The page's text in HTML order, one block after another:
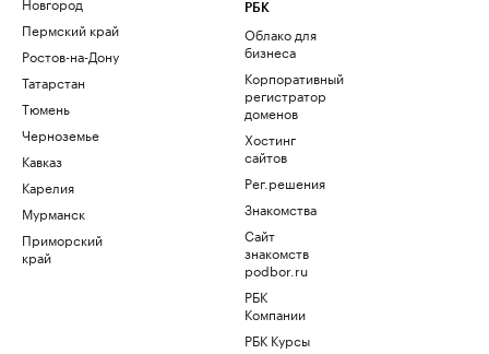
Пермский край
Ростов-на-Дону
Татарстан
Тюмень
Черноземье
Кавказ
Карелия
Мурманск
Приморский
край
РБК
Облако для
бизнеса
Корпоративный
регистратор
доменов
Хостинг
сайтов
Рег.решения
Знакомства
Сайт
знакомств
podbor.ru
РБК
Компании
РБК Курсы